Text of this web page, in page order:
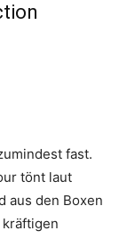
fast.
tönt laut
aus den Boxen